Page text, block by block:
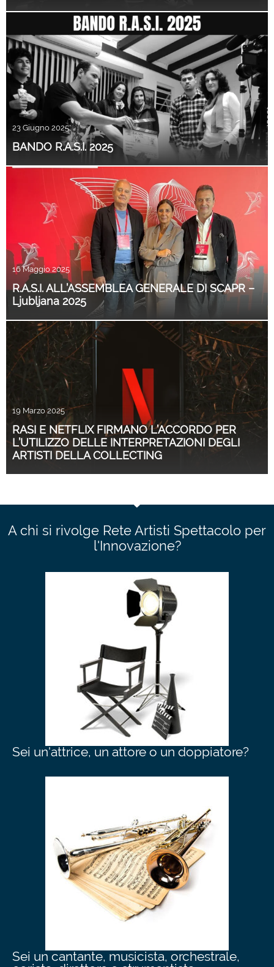
23 Giugno 2025
BANDO R.A.S.I. 2025
16 Maggio 2025
R.A.S.I. ALL’ASSEMBLEA GENERALE DI SCAPR –
Ljubljana 2025
19 Marzo 2025
RASI E NETFLIX FIRMANO L’ACCORDO PER
L’UTILIZZO DELLE INTERPRETAZIONI DEGLI
ARTISTI DELLA COLLECTING
A chi si rivolge Rete Artisti Spettacolo per
l'Innovazione?
Sei un'attrice, un attore o un doppiatore?
Sei un cantante, musicista, orchestrale,